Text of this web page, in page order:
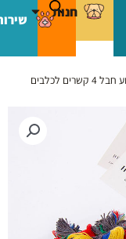
חנות
/ Four-Knot Dog chew toys- צעצוע חבל 4 קשרים לכלבים